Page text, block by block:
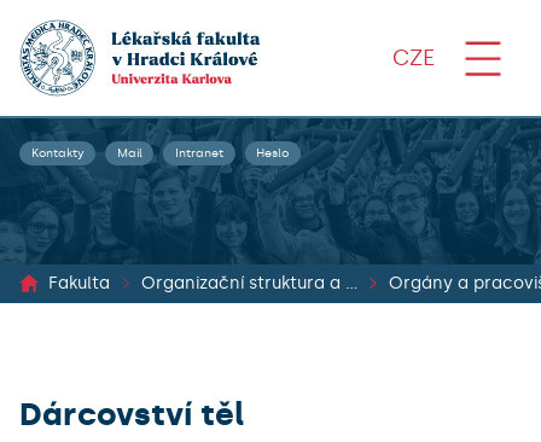
CZE
Kontakty Mail Intranet Heslo
Fakulta Organizační struktura a dokumenty Orgány a
Dárcovství těl